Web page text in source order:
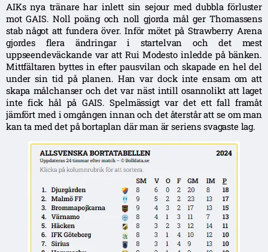
AIKs nya tränare har inlett sin sejour med dubbla förluster
mot GAIS. Noll poäng och noll gjorda mål ger Thomassens
stab något att fundera över. Inför mötet på Strawberry Arena
gjordes flera ändringar i startelvan och det mest
uppseendeväckande var att Rui Modesto inledde på bänken.
Mittfältaren byttes in efter pausvilan och skapade en hel del
under sin tid på planen. Han var dock inte ensam om att
skapa målchanser och det var näst intill osannolikt att laget
inte fick hål på GAIS. Spelmässigt var det ett fall framåt
jämfört med i omgången innan och det återstår att se om man
kan ta med det på bortaplan där man är seriens svagaste lag.